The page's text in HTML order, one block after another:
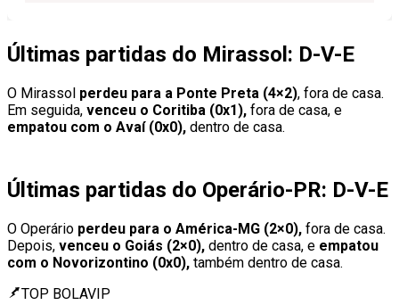
Últimas partidas do Mirassol: D-V-E
O Mirassol perdeu para a Ponte Preta (4×2), fora de casa.
Em seguida, venceu o Coritiba (0x1), fora de casa, e
empatou com o Avaí (0x0), dentro de casa.
Últimas partidas do Operário-PR: D-V-E
O Operário perdeu para o América-MG (2×0), fora de casa.
Depois, venceu o Goiás (2×0), dentro de casa, e empatou
com o Novorizontino (0x0), também dentro de casa.
TOP BOLAVIP